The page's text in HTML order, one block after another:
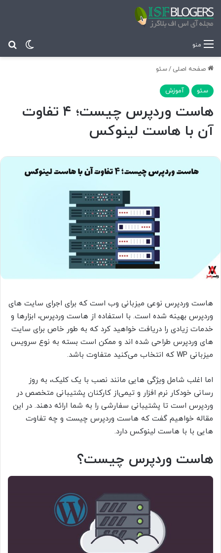
تغییر منو
صفحه اصلی /سئو
سئو آموزش
هاست وردپرس چیست؛ ۴ تفاوت
آن با هاست لینوکس
هاست وردپرس نوعی میزبانی وب است که برای اجرای سایت های
وردپرس بهینه شده است. با استفاده از هاست وردپرس، ابزارها و
خدمات زیادی را دریافت خواهید کرد که به طور خاص برای سایت
های وردپرس طراحی شده اند و ممکن است بسته به نوع سرویس
میزبانی WP که انتخاب می‌کنید متفاوت باشد.
اما اغلب شامل ویژگی هایی مانند نصب با یک کلیک، به روز
رسانی خودکار نرم افزار و تیمی‌از کارکنان پشتیبانی متخصص در
وردپرس است تا پشتیبانی سفارشی را به شما ارائه دهند. در این
مقاله خواهیم گفت که هاست وردپرس چیست و چه تفاوت
هایی با با هاست لینوکس دارد.
هاست وردپرس چیست؟